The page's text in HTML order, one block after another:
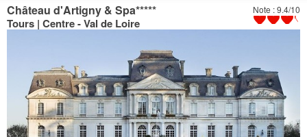
Note : 9.4/10
Château d'Artigny & Spa*****
Tours | Centre - Val de Loire